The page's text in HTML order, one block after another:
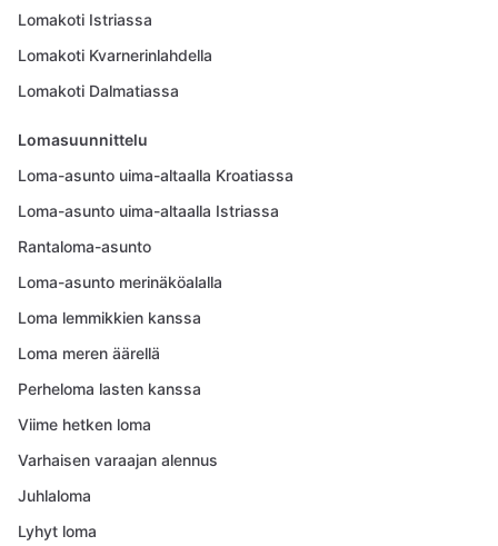
Lomakoti Istriassa
Lomakoti Kvarnerinlahdella
Lomakoti Dalmatiassa
Lomasuunnittelu
Loma-asunto uima-altaalla Kroatiassa
Loma-asunto uima-altaalla Istriassa
Rantaloma-asunto
Loma-asunto merinäköalalla
Loma lemmikkien kanssa
Loma meren äärellä
Perheloma lasten kanssa
Viime hetken loma
Varhaisen varaajan alennus
Juhlaloma
Lyhyt loma